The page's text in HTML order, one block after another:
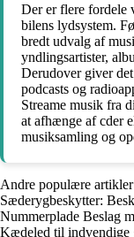
Der er flere fordele
bilens lydsystem.
bredt udvalg af
yndlingsartister,
Derudover giver
podcasts og
Streame musik fra
at afhænge af cder
musiksamling og
Andre populære
Sæderygbeskytter:
Nummerplade Beslag
Kædeled til indvendige